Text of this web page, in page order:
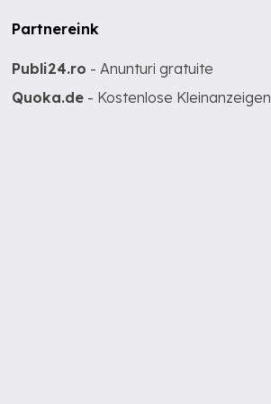
Partnereink
Publi24.ro - Anunturi gratuite
Quoka.de - Kostenlose Kleinanzeigen